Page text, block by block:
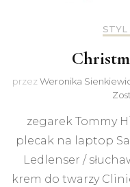
STYL
przezWeronika
zegarek Tommy
plecak na laptop
Ledlenser /
krem do twarzy